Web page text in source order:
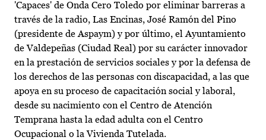
'Capaces' de Onda Cero Toledo por eliminar barreras a
través de la radio, Las Encinas, José Ramón del Pino
(presidente de Aspaym) y por último, el Ayuntamiento
de Valdepeñas (Ciudad Real) por su carácter innovador
en la prestación de servicios sociales y por la defensa de
los derechos de las personas con discapacidad, a las que
apoya en su proceso de capacitación social y laboral,
desde su nacimiento con el Centro de Atención
Temprana hasta la edad adulta con el Centro
Ocupacional o la Vivienda Tutelada.